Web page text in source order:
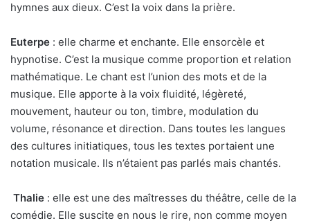
hymnes aux dieux. C’est la voix dans la prière.
Euterpe : elle charme et enchante. Elle ensorcèle et
hypnotise. C’est la musique comme proportion et relation
mathématique. Le chant est l’union des mots et de la
musique. Elle apporte à la voix fluidité, légèreté,
mouvement, hauteur ou ton, timbre, modulation du
volume, résonance et direction. Dans toutes les langues
des cultures initiatiques, tous les textes portaient une
notation musicale. Ils n’étaient pas parlés mais chantés.
Thalie : elle est une des maîtresses du théâtre, celle de la
comédie. Elle suscite en nous le rire, non comme moyen